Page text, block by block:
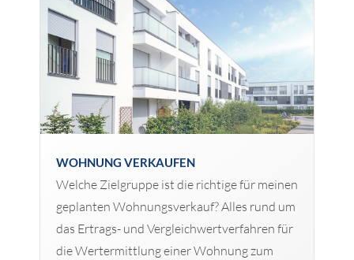
WOHNUNG VERKAUFEN
Welche Zielgruppe ist die richtige für meinen
geplanten Wohnungsverkauf? Alles rund um
das Ertrags- und Vergleichwertverfahren für
die Wertermittlung einer Wohnung zum